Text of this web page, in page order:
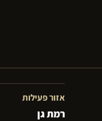
אזור פעילות
רמת גן